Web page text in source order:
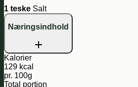
1 teske Salt
Næringsindhold
Kalorier
129 kcal
pr. 100g
Total portion